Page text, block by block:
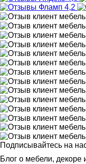
4,2
Подписывайтесь на
Блог о мебели,